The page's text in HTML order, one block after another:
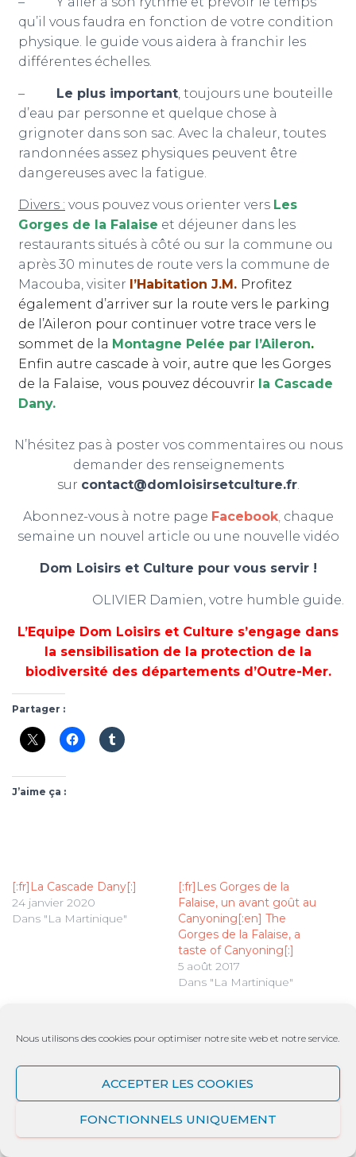
Nous utilisons des cookies pour optimiser notre site web et notre service.
ACCEPTER LES COOKIES
FONCTIONNELS UNIQUEMENT
qu’il vous faudra en fonction de votre condition
physique. le guide vous aidera à franchir les
différentes échelles.
– Le plus important, toujours une bouteille
d’eau par personne et quelque chose à
grignoter dans son sac. Avec la chaleur, toutes
randonnées assez physiques peuvent être
dangereuses avec la fatigue.
Divers : vous pouvez vous orienter vers Les
Gorges de la Falaise et déjeuner dans les
restaurants situés à côté ou sur la commune ou
après 30 minutes de route vers la commune de
Macouba, visiter l’Habitation J.M. Profitez
également d’arriver sur la route vers le parking
de l’Aileron pour continuer votre trace vers le
sommet de la Montagne Pelée par l’Aileron.
Enfin autre cascade à voir, autre que les Gorges
de la Falaise, vous pouvez découvrir la Cascade
Dany.
N’hésitez pas à poster vos commentaires ou nous
demander des renseignements
sur contact@domloisirsetculture.fr.
Abonnez-vous à notre page Facebook,chaque
semaine un nouvel article ou une nouvelle vidéo
Dom Loisirs et Culture pour vous servir !
OLIVIER Damien, votre humble guide.
L’Equipe Dom Loisirs et Culture s’engage dans
la sensibilisation de la protection de la
biodiversité des départements d’Outre-Mer.
Partager :
J’aime ça :
[:fr]La Cascade Dany[:]
24 janvier 2020
Dans "La Martinique"
[:fr]Les Gorges de la
Falaise, un avant goût au
Canyoning[:en] The
Gorges de la Falaise, a
taste of Canyoning[:]
5 août 2017
Dans "La Martinique"
23 novembre 2021
Catégories : LA MARTINIQUE
Tags: Ajoupa Bouillon Caraïbes Dom Loisirs et Culture